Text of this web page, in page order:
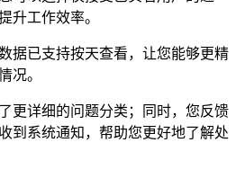
升工作效率。
已支持按天查看，让您能够更精
况。
详细的问题分类；同时，您反馈
到系统通知，帮助您更好地了解处